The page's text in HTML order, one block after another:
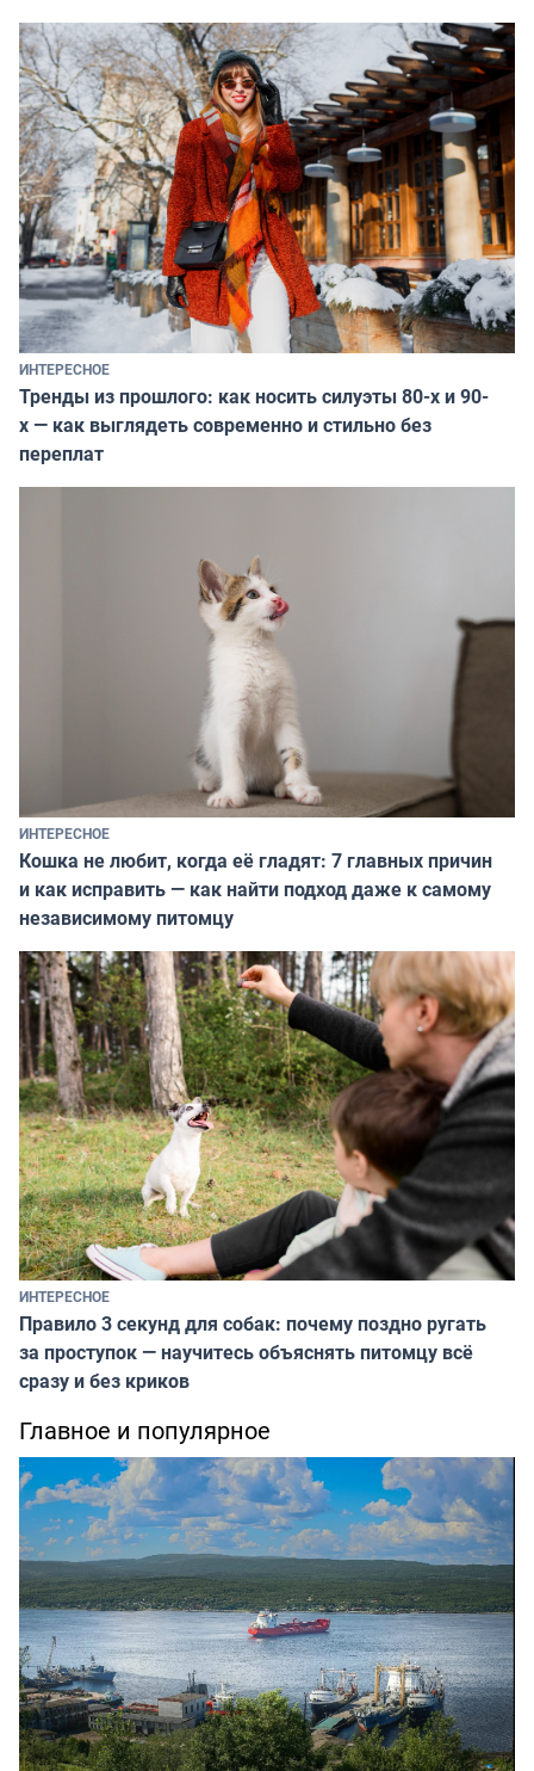
ИНТЕРЕСНОЕ
Тренды из прошлого: как носить силуэты 80-х и 90-
х — как выглядеть современно и стильно без
переплат
ИНТЕРЕСНОЕ
Кошка не любит, когда её гладят: 7 главных причин
и как исправить — как найти подход даже к самому
независимому питомцу
ИНТЕРЕСНОЕ
Правило 3 секунд для собак: почему поздно ругать
за проступок — научитесь объяснять питомцу всё
сразу и без криков
Главное и популярное